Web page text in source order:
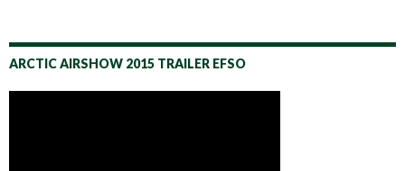
ARCTIC AIRSHOW 2015 TRAILER EFSO